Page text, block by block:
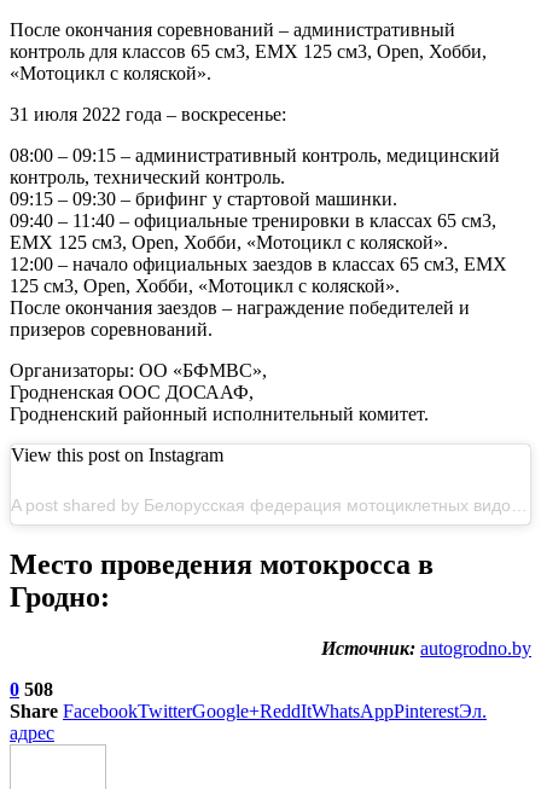
После окончания соревнований – административный
контроль для классов 65 см3, EMX 125 см3, Open, Хобби,
«Мотоцикл с коляской».
31 июля 2022 года – воскресенье:
08:00 – 09:15 – административный контроль, медицинский
контроль, технический контроль.
09:15 – 09:30 – брифинг у стартовой машинки.
09:40 – 11:40 – официальные тренировки в классах 65 см3,
EMX 125 см3, Open, Хобби, «Мотоцикл с коляской».
12:00 – начало официальных заездов в классах 65 см3, EMX
125 см3, Open, Хобби, «Мотоцикл с коляской».
После окончания заездов – награждение победителей и
призеров соревнований.
Организаторы: ОО «БФМВС»,
Гродненская ООС ДОСААФ,
Гродненский районный исполнительный комитет.
View this post on Instagram
Место проведения мотокросса в
Гродно:
Источник: autogrodno.by
0 508
Share FacebookTwitterGoogle+ReddItWhatsAppPinterestЭл.
адрес